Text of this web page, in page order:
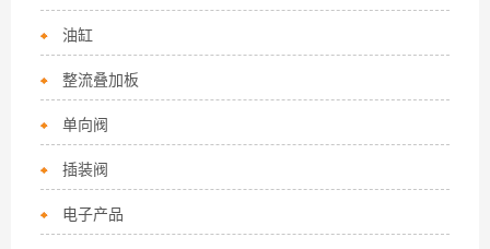
油缸
整流叠加板
单向阀
插装阀
电子产品